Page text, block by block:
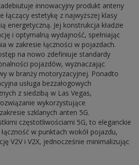
innowacyjny produkt anteny
łączący estetykę z najwyższej klasy
energetyczną. Jej konstrukcja kładzie
i optymalną wydajność, spełniając
w zakresie łączności w pojazdach.
na nowo zdefiniuje standardy
pojazdów, wyznaczając
w branży motoryzacyjnej. Ponadto
usługa bezzałogowych
z siedzibą w Las Vegas,
wykorzystujące
szklanych anten 5G.
częstotliwościami 5G, to eleganckie
w punktach wokół pojazdu,
V2V i V2X, jednocześnie minimalizując